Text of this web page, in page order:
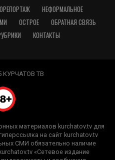
НЕФОРМАЛЬНОЕ
ОСТРОЕ
ОБРАТНАЯ СВЯЗЬ
КОНТАКТЫ
КУРЧАТОВ ТВ
материалов kurchatov.tv для
на сайт kurchatov.tv
СМИ обязательно наличие
«Сетевое издание